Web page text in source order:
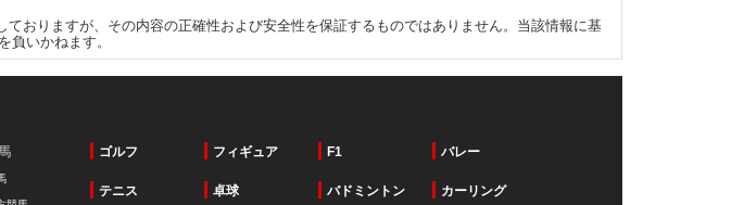
おりますが、その内容の正確性および安全性を保証するものではありません。当該情報に基
負いかねます。
ゴルフ フィギュア F1 バレー
テニス 卓球 バドミントン カーリング